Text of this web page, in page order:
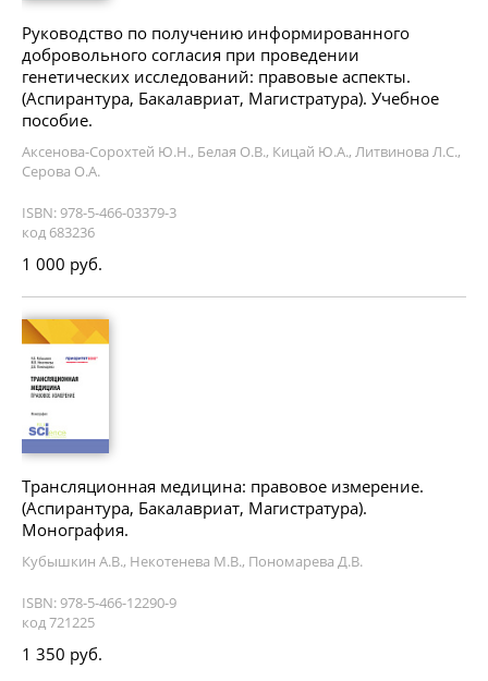
Руководство по получению информированного
добровольного согласия при проведении
генетических исследований: правовые аспекты.
(Аспирантура, Бакалавриат, Магистратура). Учебное
пособие.
Аксенова-Сорохтей Ю.Н., Белая О.В., Кицай Ю.А., Литвинова Л.С.,
Серова О.А.
ISBN: 978-5-466-03379-3
код 683236
1 000 руб.
Трансляционная медицина: правовое измерение.
(Аспирантура, Бакалавриат, Магистратура).
Монография.
Кубышкин А.В., Некотенева М.В., Пономарева Д.В.
ISBN: 978-5-466-12290-9
код 721225
1 350 руб.